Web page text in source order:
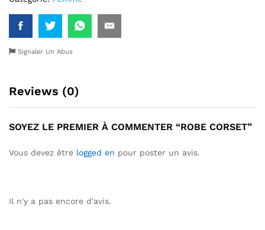
Signaler Un Abus
Reviews (0)
SOYEZ LE PREMIER À COMMENTER “ROBE CORSET”
Vous devez être logged en pour poster un avis.
Il n'y a pas encore d'avis.